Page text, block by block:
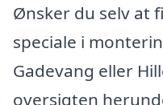
Ønsker du selv at
speciale i
Gadevang eller
oversigten